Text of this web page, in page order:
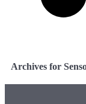
Archives for